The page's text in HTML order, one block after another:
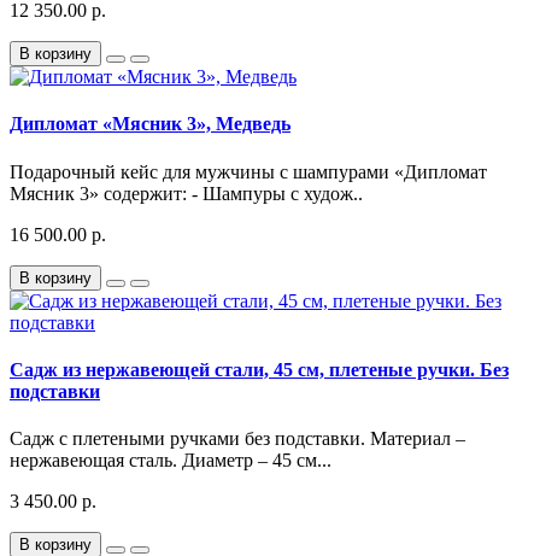
12 350.00 р.
В корзину
Дипломат «Мясник 3», Медведь
Подарочный кейс для мужчины с шампурами «Дипломат
Мясник 3» содержит: - Шампуры с худож..
16 500.00 р.
В корзину
Садж из нержавеющей стали, 45 см, плетеные ручки. Без
подставки
Садж с плетеными ручками без подставки. Материал –
нержавеющая сталь. Диаметр – 45 см...
3 450.00 р.
В корзину